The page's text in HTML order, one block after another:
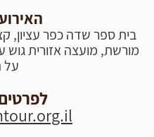
בית ספר שדה כפר עציון,
מורשת, מועצה אזורית גוש
על
il